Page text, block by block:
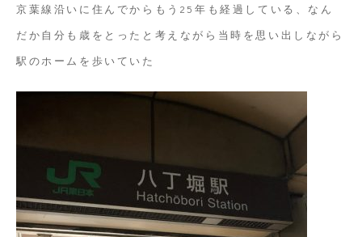
京葉線沿いに住んでからもう25年も経過している、なん
だか自分も歳をとったと考えながら当時を思い出しながら
駅のホームを歩いていた